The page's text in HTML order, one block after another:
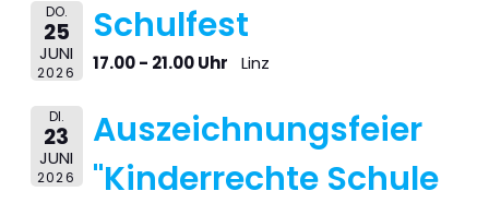
DO.
25
JUNI
2026
Schulfest
17.00 - 21.00 Uhr Linz
DI.
23
JUNI
2026
Auszeichnungsfeier
"Kinderrechte Schule